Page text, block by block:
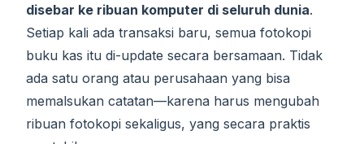
disebar ke ribuan komputer di seluruh dunia.
Setiap kali ada transaksi baru, semua fotokopi
buku kas itu di-update secara bersamaan. Tidak
ada satu orang atau perusahaan yang bisa
memalsukan catatan—karena harus mengubah
ribuan fotokopi sekaligus, yang secara praktis